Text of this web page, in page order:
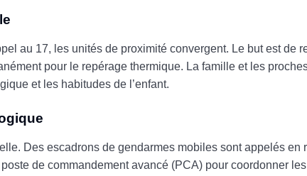
au 17, les unités de proximité convergent. Le but est de
pour le repérage thermique. La famille et les
et les habitudes de l’enfant.
Des escadrons de gendarmes mobiles sont appelés en
de commandement avancé (PCA) pour coordonner